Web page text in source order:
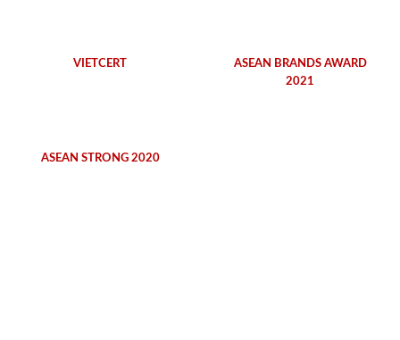
VIETCERT
ASEAN BRANDS AWARD
2021
ASEAN STRONG 2020